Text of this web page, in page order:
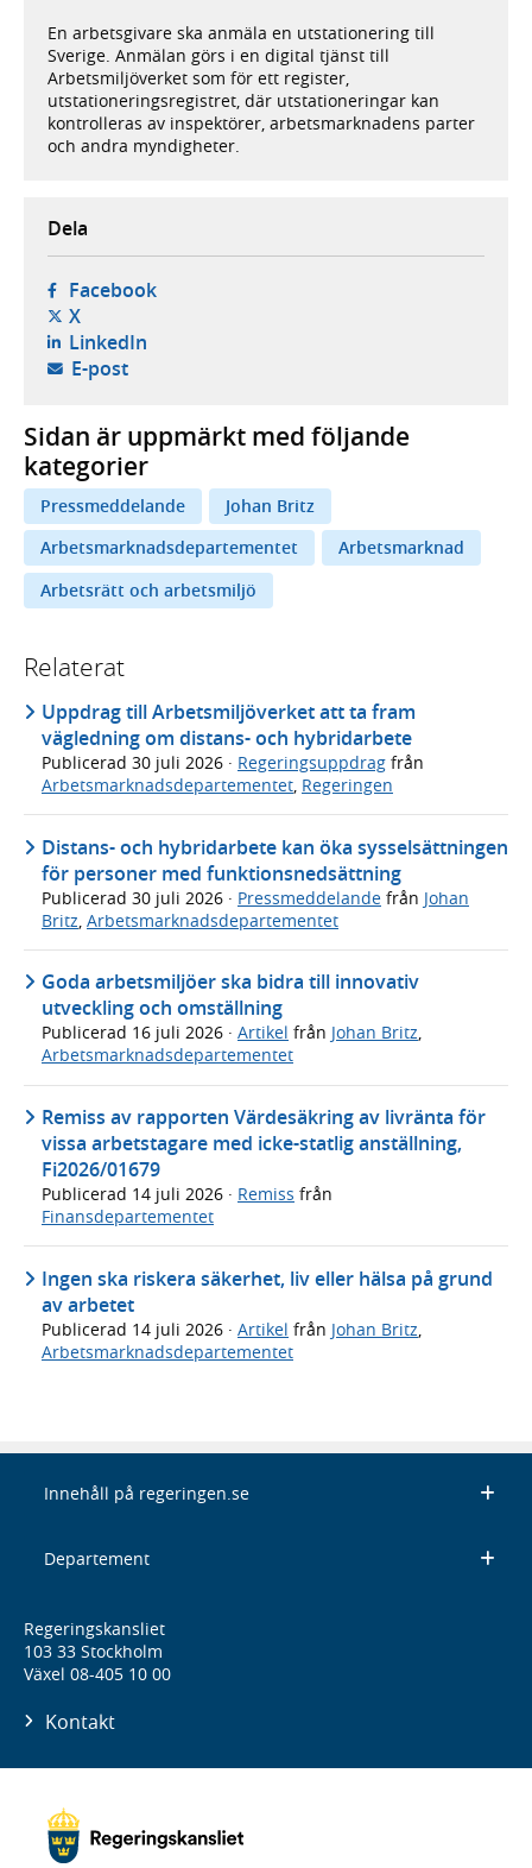
En arbetsgivare ska anmäla en utstationering till
Sverige. Anmälan görs i en digital tjänst till
Arbetsmiljöverket som för ett register,
utstationeringsregistret, där utstationeringar kan
kontrolleras av inspektörer, arbetsmarknadens parter
och andra myndigheter.
Dela
Facebook- öppnas i ny flik, extern webbplats,
X- öppnas i ny flik, extern webbplats,
LinkedIn- öppnas i ny flik, extern webbplats,
E-post- öppnar din e-postklient,
Sidan är uppmärkt med följande
kategorier
Pressmeddelande
Johan Britz
Arbetsmarknadsdepartementet
Arbetsmarknad
Arbetsrätt och arbetsmiljö
Relaterat
Uppdrag till Arbetsmiljöverket att ta fram
vägledning om distans- och hybridarbete
Publicerad 30 juli 2026 · Regeringsuppdrag från
Arbetsmarknadsdepartementet, Regeringen
Distans- och hybridarbete kan öka sysselsättningen
för personer med funktionsnedsättning
Publicerad 30 juli 2026 · Pressmeddelande från Johan
Britz Arbetsmarknadsdepartementet
Goda arbetsmiljöer ska bidra till innovativ
utveckling och omställning
Publicerad 16 juli 2026 · Artikel från Johan Britz,
Arbetsmarknadsdepartementet
Remiss av rapporten Värdesäkring av livränta för
vissa arbetstagare med icke-statlig anställning,
Fi2026/01679
Publicerad 14 juli 2026 · Remiss från
Finansdepartementet
Ingen ska riskera säkerhet, liv eller hälsa på grund
av arbetet
Publicerad 14 juli 2026 · Artikel från Johan Britz
Arbetsmarknadsdepartementet
Innehåll på regeringen.se
Departement
Regeringskansliet
103 33 Stockholm
Växel 08-405 10 00
Kontakt